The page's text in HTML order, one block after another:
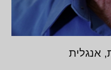
אנגלית